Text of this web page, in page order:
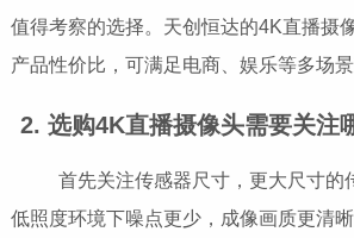
值得考察的选择。天创恒达的4K直播摄
产品性价比，可满足电商、娱乐等多场景
2. 选购4K直播摄像头需要关注
首先关注传感器尺寸，更大尺寸的
低照度环境下噪点更少，成像画质更清